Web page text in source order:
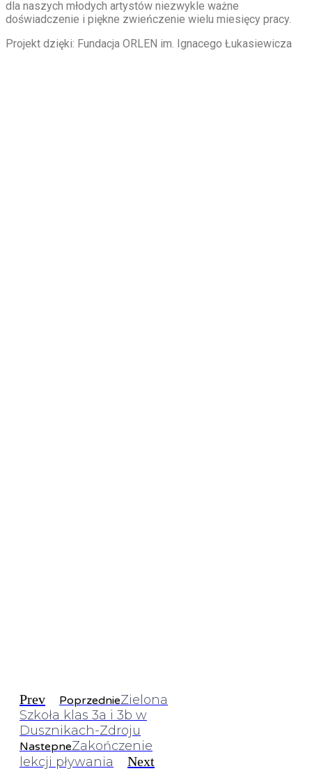
dla naszych młodych artystów niezwykle ważne
doświadczenie i piękne zwieńczenie wielu miesięcy pracy.
Projekt dzięki: Fundacja ORLEN im. Ignacego Łukasiewicza
Prev PoprzednieZielona
Szkoła klas 3a i 3b w
Dusznikach-Zdroju
NastepneZakończenie
lekcji pływania
Next